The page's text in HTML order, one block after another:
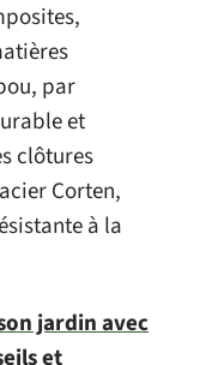
par
et
clôtures
Corten,
à la
jardin avec
et